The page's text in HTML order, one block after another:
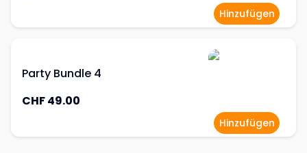
Hinzufügen
Party Bundle 4
CHF 49.00
Hinzufügen